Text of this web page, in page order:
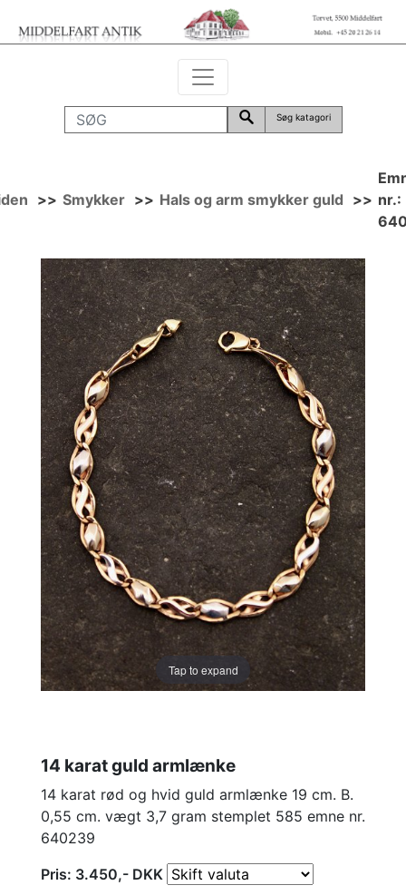
Søg katagori
>> Smykker >> Hals og arm smykker guld >> nr.:
Tap to expand
14 karat guld armlænke
14 karat rød og hvid guld armlænke 19 cm. B.
0,55 cm. vægt 3,7 gram stemplet 585 emne nr.
640239
Pris: 3.450,- DKK